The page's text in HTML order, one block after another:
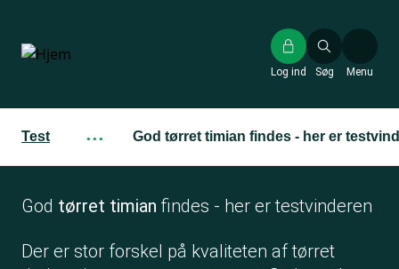
hovedindhold
Søg
Log ind Menu
Test ··· God tørret timian findes - her er
God tørret timian findes - her er testvinderen
Der er stor forskel på kvaliteten af tørret